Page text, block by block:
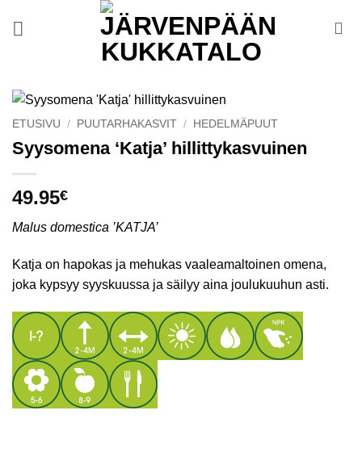
ETUSIVU / PUUTARHAKASVIT / HEDELMÄPUUT
Syysomena ‘Katja’ hillittykasvuinen
49.95€
Malus domestica ’KATJA’
Katja on hapokas ja mehukas vaaleamaltoinen omena,
joka kypsyy syyskuussa ja säilyy aina joulukuuhun asti.